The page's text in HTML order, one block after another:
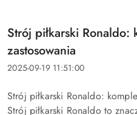
Tytuł
artykułu:
Strój piłkarski Ronaldo:
zastosowania
Data
2025-09-19 11:51:00
Treść
artykułu:
Strój piłkarski Ronaldo:
Strój piłkarski Ronaldo to